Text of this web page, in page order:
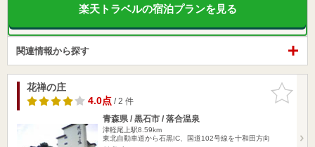
楽天トラベルの宿泊プランを見る
関連情報から探す
お気に入
りに追加
花禅の庄
4.0点/ 2 件
青森県 / 黒石市 / 落合温泉
津軽尾上駅8.59km
東北自動車道から石黒IC、国道102号線を十和田方向